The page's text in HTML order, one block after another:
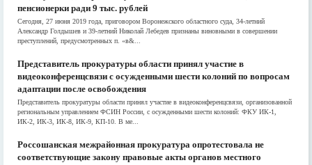
пенсионерки ради 9 тыс. рублей
Сегодня, 27 июня 2019 года, приговором Воронежского областного суда, 34-летний
Александр Голдышев и 39-летний Николай Лебедев признаны виновными в совершении
преступлений, предусмотренных п. «в&...
Представитель прокуратуры области принял участие в
видеоконференцсвязи с осужденными шести колоний по вопросам
адаптации после освобождения
Представитель прокуратуры области принял участие в видеоконференцсвязи, организованной
региональным управлением ФСИН России, с осужденными шести колоний: ФКУ ИК-1,
ИК-2, ИК-3, ИК-8, ИК-9, КП-10. В ме...
Россошанская межрайонная прокуратура опротестовала не
соответствующие закону правовые акты органов местного